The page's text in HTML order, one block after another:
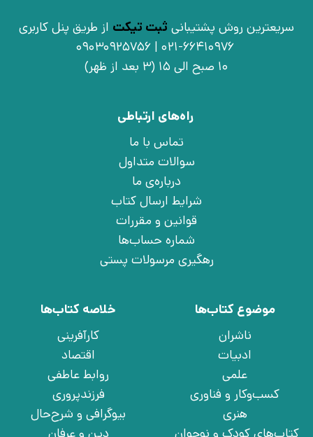
سریعترین روش پشتیبانی ثبت تیکت از طریق پنل کاربری
021-66410976 | 09030925756
10 صبح الی 15 (3 بعد از ظهر)
راه‌های ارتباطی
تماس با ما
سوالات متداول
درباره‌ی ما
شرایط ارسال کتاب
قوانین و مقررات
شماره حساب‌ها
رهگیری مرسولات پستی
موضوع کتاب‌ها
ناشران
ادبیات
علمی
کسب‌وکار و فناوری
هنری
خلاصه کتاب‌ها
کارآفرینی
اقتصاد
روابط عاطفی
فرزندپروری
بیوگرافی و شرح‌حال